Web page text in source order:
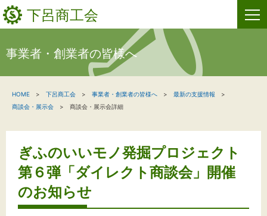
下呂商工会
新着情報
関係機関の方へ
下呂商工会について
お問い合わせ
事業者・創業者の皆様へ
HOME 下呂商工会 事業者・創業者の皆様へ
最新の支援情報
商談会・展示会
商談会・展示会詳細
ぎふのいいモノ発掘プロジェクト
第６弾「ダイレクト商談会」開催
のお知らせ